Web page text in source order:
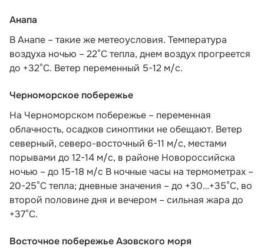
Анапа
В Анапе – такие же метеоусловия. Температура
воздуха ночью – 22°C тепла, днем воздух прогреется
до +32°C. Ветер переменный 5-12 м/с.
Черноморское побережье
На Черноморском побережье – переменная
облачность, осадков синоптики не обещают. Ветер
северный, северо-восточный 6-11 м/с, местами
порывами до 12-14 м/с, в районе Новороссийска
ночью – до 15-18 м/с В ночные часы на термометрах –
20-25°С тепла; дневные значения – до +30…+35°С, во
второй половине дня и вечером – сильная жара до
+37°С.
Восточное побережье Азовского моря